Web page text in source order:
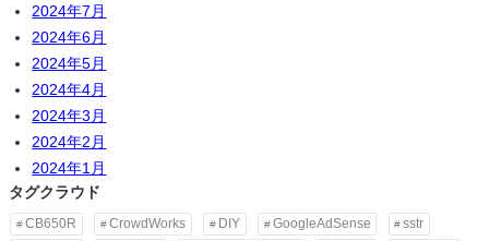
2024年7月
2024年6月
2024年5月
2024年4月
2024年3月
2024年2月
2024年1月
タグクラウド
CB650R CrowdWorks DIY GoogleAdSense
sstr